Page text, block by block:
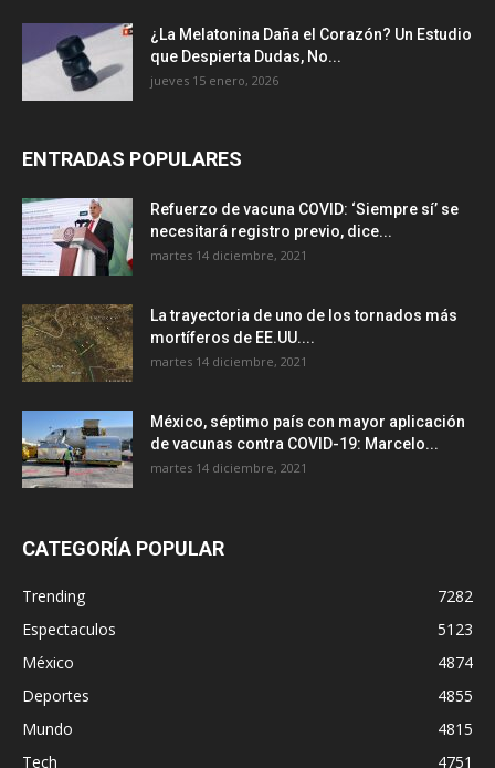
¿La Melatonina Daña el Corazón? Un Estudio
que Despierta Dudas, No...
jueves 15 enero, 2026
ENTRADAS POPULARES
Refuerzo de vacuna COVID: ‘Siempre sí’ se
necesitará registro previo, dice...
martes 14 diciembre, 2021
La trayectoria de uno de los tornados más
mortíferos de EE.UU....
martes 14 diciembre, 2021
México, séptimo país con mayor aplicación
de vacunas contra COVID-19: Marcelo...
martes 14 diciembre, 2021
CATEGORÍA POPULAR
Trending
7282
Espectaculos
5123
México
4874
Deportes
4855
Mundo
4815
Tech
4751